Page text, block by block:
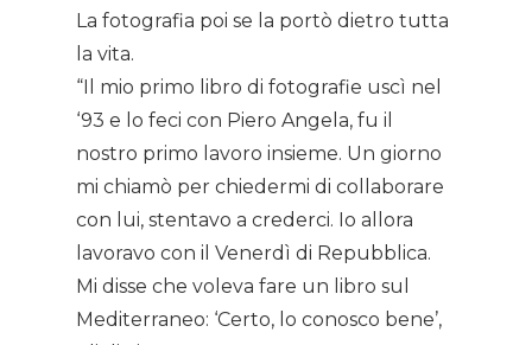
La fotografia poi se la portò dietro tutta
la vita.
“Il mio primo libro di fotografie uscì nel
‘93 e lo feci con Piero Angela, fu il
nostro primo lavoro insieme. Un giorno
mi chiamò per chiedermi di collaborare
con lui, stentavo a crederci. Io allora
lavoravo con il Venerdì di Repubblica.
Mi disse che voleva fare un libro sul
Mediterraneo: ‘Certo, lo conosco bene’,
Home
About AL
Podcast